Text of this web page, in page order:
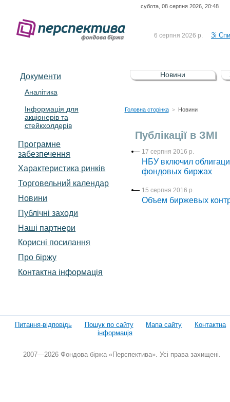
субота, 08 серпня 2026, 20:48
6 серпня 2026 р. Зі
5 серпня 2026 р.
Зі
UA4000232607)
4 серпня 2026 р.
Документи
Аналітика
Інформація для
акціонерів та
стейкхолдерів
Програмне
забезпечення
Характеристика pинків
Торговельний календар
Новини
Публічні заходи
Наші партнери
Корисні посилання
Про біржу
Контактна інформація
Новини
Головна сторінка > Новини
Публікації в ЗМІ
17 серпня 2016 р.
НБУ включил
фондовых биржах
15 серпня 2016 р.
Объем биржевых
Питання-відповідь Пошук по сайту Мапа сайту
Контактна
інформація
2007—2026 Фондова біржа «Перспектива». Усі права захищені.